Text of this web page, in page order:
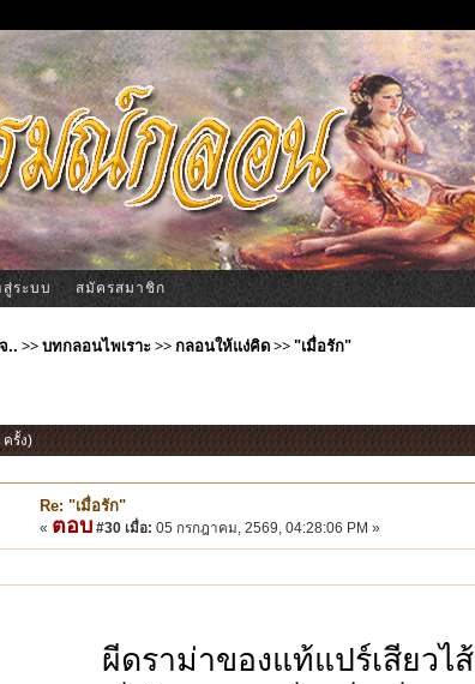
สู่ระบบ สมัครสมาชิก
.. >>บทกลอนไพเราะ>>กลอนให้แง่คิด>>"เมื่อรัก"
รั้ง)
Re: "เมื่อรัก"
« ตอบ #30 เมื่อ: 05 กรกฎาคม, 2569, 04:28:06 PM »
ผีดราม่าของแท้แปร์เสียวไส้